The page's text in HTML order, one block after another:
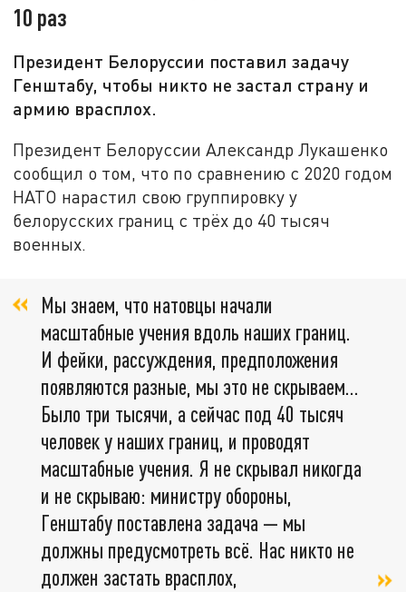
10 раз
Президент Белоруссии поставил задачу
Генштабу, чтобы никто не застал страну и
армию врасплох.
Президент Белоруссии Александр Лукашенко
сообщил о том, что по сравнению с 2020 годом
НАТО нарастил свою группировку у
белорусских границ с трёх до 40 тысяч
военных.
Мы знаем, что натовцы начали
масштабные учения вдоль наших границ.
И фейки, рассуждения, предположения
появляются разные, мы это не скрываем...
Было три тысячи, а сейчас под 40 тысяч
человек у наших границ, и проводят
масштабные учения. Я не скрывал никогда
и не скрываю: министру обороны,
Генштабу поставлена задача — мы
должны предусмотреть всё. Нас никто не
должен застать врасплох,